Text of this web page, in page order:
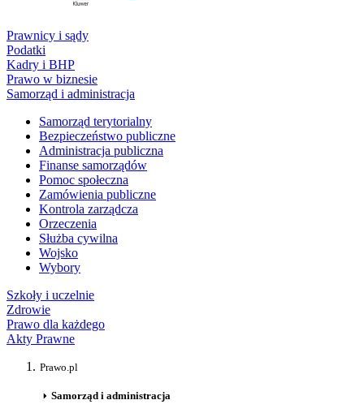
Prawnicy i sądy
Podatki
Kadry i BHP
Prawo w biznesie
Samorząd i administracja
Samorząd terytorialny
Bezpieczeństwo publiczne
Administracja publiczna
Finanse samorządów
Pomoc społeczna
Zamówienia publiczne
Kontrola zarządcza
Orzeczenia
Służba cywilna
Wojsko
Wybory
Szkoły i uczelnie
Zdrowie
Prawo dla każdego
Akty Prawne
Prawo.pl
Samorząd i administracja